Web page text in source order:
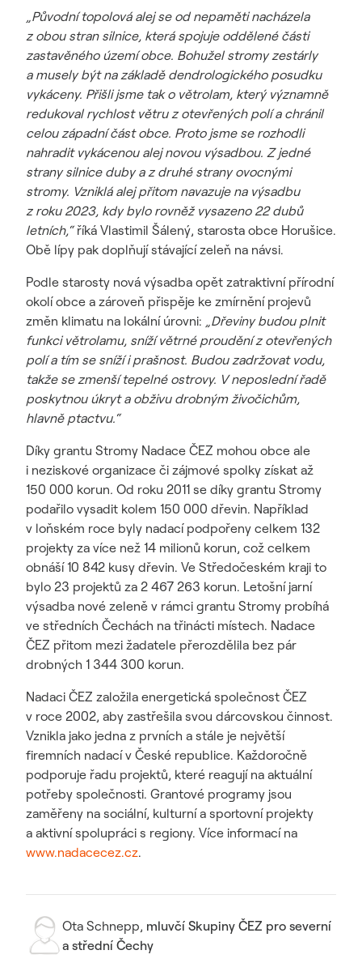
„Původní topolová alej se od nepaměti nacházela
z obou stran silnice, která spojuje oddělené části
zastavěného území obce. Bohužel stromy zestárly
a musely být na základě dendrologického posudku
vykáceny. Přišli jsme tak o větrolam, který významně
redukoval rychlost větru z otevřených polí a chránil
celou západní část obce. Proto jsme se rozhodli
nahradit vykácenou alej novou výsadbou. Z jedné
strany silnice duby a z druhé strany ovocnými
stromy. Vzniklá alej přitom navazuje na výsadbu
z roku 2023, kdy bylo rovněž vysazeno 22 dubů
letních,“říká Vlastimil Šálený, starosta obce Horušice.
Obě lípy pak doplňují stávající zeleň na návsi.
Podle starosty nová výsadba opět zatraktivní přírodní
okolí obce a zároveň přispěje ke zmírnění projevů
změn klimatu na lokální úrovni: „Dřeviny budou plnit
funkci větrolamu, sníží větrné proudění z otevřených
polí a tím se sníží i prašnost. Budou zadržovat vodu,
takže se zmenší tepelné ostrovy. V neposlední řadě
poskytnou úkryt a obživu drobným živočichům,
hlavně ptactvu.“
Díky grantu Stromy Nadace ČEZ mohou obce ale
i neziskové organizace či zájmové spolky získat až
150 000 korun. Od roku 2011 se díky grantu Stromy
podařilo vysadit kolem 150 000 dřevin. Například
v loňském roce byly nadací podpořeny celkem 132
projekty za více než 14 milionů korun, což celkem
obnáší 10 842 kusy dřevin. Ve Středočeském kraji to
bylo 23 projektů za 2 467 263 korun. Letošní jarní
výsadba nové zeleně v rámci grantu Stromy probíhá
ve středních Čechách na třinácti místech. Nadace
ČEZ přitom mezi žadatele přerozdělila bez pár
drobných 1 344 300 korun.
Nadaci ČEZ založila energetická společnost ČEZ
v roce 2002, aby zastřešila svou dárcovskou činnost.
Vznikla jako jedna z prvních a stále je největší
firemních nadací v České republice. Každoročně
podporuje řadu projektů, které reagují na aktuální
potřeby společnosti. Grantové programy jsou
zaměřeny na sociální, kulturní a sportovní projekty
a aktivní spolupráci s regiony. Více informací na
www.nadacecez.cz.
Ota Schnepp, mluvčí Skupiny ČEZ pro severní
a střední Čechy